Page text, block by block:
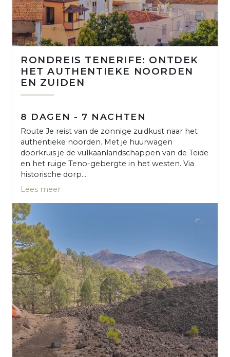
RONDREIS TENERIFE: ONTDEK
HET AUTHENTIEKE NOORDEN
EN ZUIDEN
8 DAGEN - 7 NACHTEN
Route Je reist van de zonnige zuidkust naar het
authentieke noorden. Met je huurwagen
doorkruis je de vulkaanlandschappen van de Teide
en het ruige Teno-gebergte in het westen. Via
historische dorp...
Lees meer